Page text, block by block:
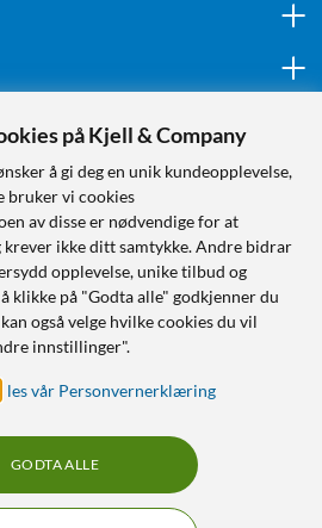
på Kjell & Company
å gi deg en unik kundeopplevelse,
bruker vi cookies
av disse er nødvendige for at
krever ikke ditt samtykke. Andre bidrar
opplevelse, unike tilbud og
klikke på "Godta alle" godkjenner du
også velge hvilke cookies du vil
innstillinger".
les vår Personvernerklæring
GODTA ALLE